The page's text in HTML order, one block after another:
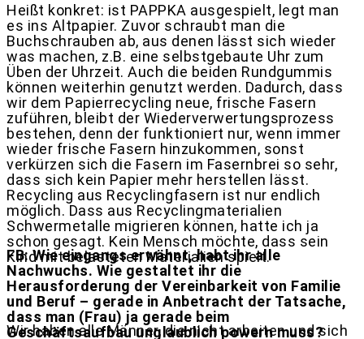
Heißt konkret: ist PAPPKA ausgespielt, legt man
es ins Altpapier. Zuvor schraubt man die
Buchschrauben ab, aus denen lässt sich wieder
was machen, z.B. eine selbstgebaute Uhr zum
Üben der Uhrzeit. Auch die beiden Rundgummis
können weiterhin genutzt werden. Dadurch, dass
wir dem Papierrecycling neue, frische Fasern
zuführen, bleibt der Wiederverwertungsprozess
bestehen, denn der funktioniert nur, wenn immer
wieder frische Fasern hinzukommen, sonst
verkürzen sich die Fasern im Fasernbrei so sehr,
dass sich kein Papier mehr herstellen lässt.
Recycling aus Recyclingfasern ist nur endlich
möglich. Dass aus Recyclingmaterialien
Schwermetalle migrieren können, hatte ich ja
schon gesagt. Kein Mensch möchte, dass sein
Kind mit belasteten Materialien spielt.
FB: Wie eingangs erwähnt, habt ihr alle
Nachwuchs. Wie gestaltet ihr die
Herausforderung der Vereinbarkeit von Familie
und Beruf – gerade in Anbetracht der Tatsache,
dass man (Frau) ja gerade beim
Geschäftsaufbau unglaublich powern muss?
Wir haben alle Männer, die nicht arbeiten und sich